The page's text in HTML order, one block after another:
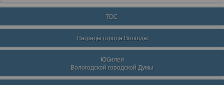
ТОС
Награды города Вологды
Юбилеи
Вологодской городской Думы